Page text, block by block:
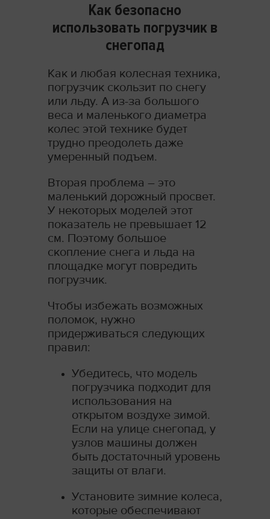
Как безопасно
использовать погрузчик в
снегопад
Как и любая колесная техника,
погрузчик скользит по снегу
или льду. А из-за большого
веса и маленького диаметра
колес этой технике будет
трудно преодолеть даже
умеренный подъем.
Вторая проблема – это
маленький дорожный просвет.
У некоторых моделей этот
показатель не превышает 12
см. Поэтому большое
скопление снега и льда на
площадке могут повредить
погрузчик.
Чтобы избежать возможных
поломок, нужно
придерживаться следующих
правил:
Убедитесь, что модель
погрузчика подходит для
использования на
открытом воздухе зимой.
Если на улице снегопад, у
узлов машины должен
быть достаточный уровень
защиты от влаги.
Установите зимние колеса,
которые обеспечивают